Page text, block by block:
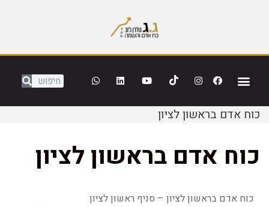
כוח אדם בראשון לציון
כוח אדם בראשון לציון
כוח אדם בראשון לציון – סניף ראשון לציון